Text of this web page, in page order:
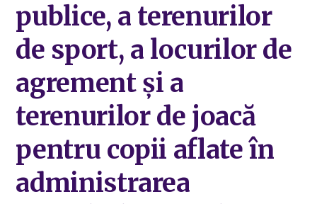
publice, a terenurilor
de sport, a locurilor de
agrement și a
terenurilor de joacă
pentru copii aflate în
administrarea